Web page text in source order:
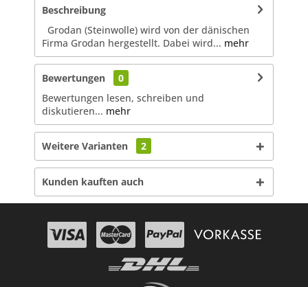
Beschreibung
Grodan (Steinwolle) wird von der dänischen
Firma Grodan hergestellt. Dabei wird... mehr
Bewertungen
0
Bewertungen lesen, schreiben und
diskutieren... mehr
Weitere Varianten 2
Kunden kauften auch